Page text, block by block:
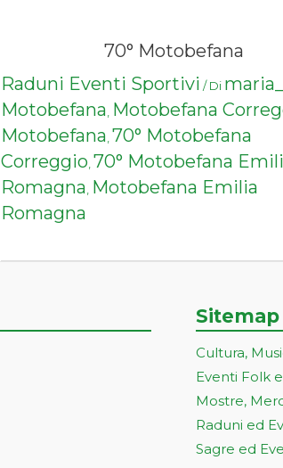
70° Motobefana
Raduni Eventi Sportivi / Di
Motobefana, Motobefana
Motobefana, 70° Motobefana
Correggio, 70° Motobefana
Romagna, Motobefana Emilia
Romagna
Sitemap
Cultura,
Eventi Folk
Mostre,
Raduni ed
Sagre ed